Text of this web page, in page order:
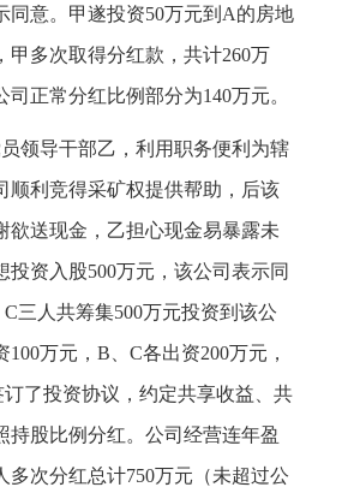
同意。甲遂投资50万元到A的房地
甲多次取得分红款，共计260万
司正常分红比例部分为140万元。
领导干部乙，利用职务便利为辖
顺利竞得采矿权提供帮助，后该
欲送现金，乙担心现金易暴露未
投资入股500万元，该公司表示同
三人共筹集500万元投资到该公
万元，B、C各出资200万元，
了投资协议，约定共享收益、共
持股比例分红。公司经营连年盈
多次分红总计750万元（未超过公